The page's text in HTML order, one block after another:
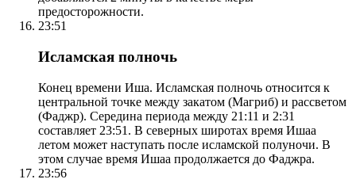
предосторожности.
23:51
Исламская полночь
Конец времени Иша. Исламская полночь относится к
центральной точке между закатом (Магриб) и рассветом
(Фаджр). Середина периода между 21:11 и 2:31
составляет 23:51. В северных широтах время Ишаа
летом может наступать после исламской полуночи. В
этом случае время Ишаа продолжается до Фаджра.
23:56